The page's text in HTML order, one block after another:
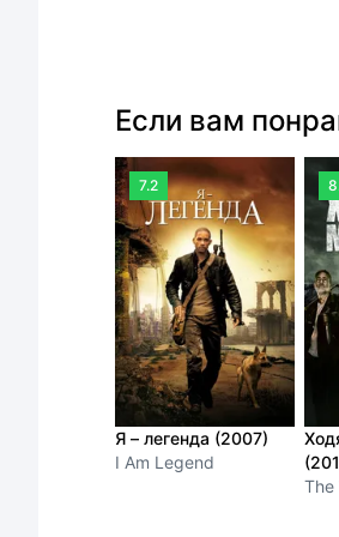
Если вам
7.2
Я – легенда (2007)
I Am Legend
The